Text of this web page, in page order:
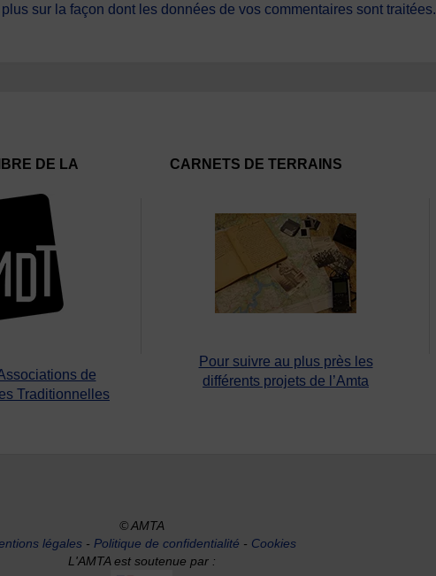
plus sur la façon dont les données de vos commentaires sont traitées.
DE LA
de
Traditionnelles
CARNETS DE TERRAINS
Pour suivre au plus près les
différents projets de l’Amta
© AMTA
légales- Politique de confidentialité - Cookies
L'AMTA est soutenue par :